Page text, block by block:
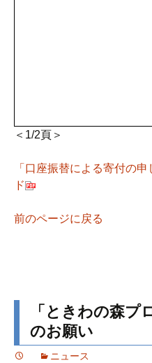
＜1/2頁＞
「口座振替による寄付の
ド
前のページに戻る
「ときわの森プ
のお願い
ニュース